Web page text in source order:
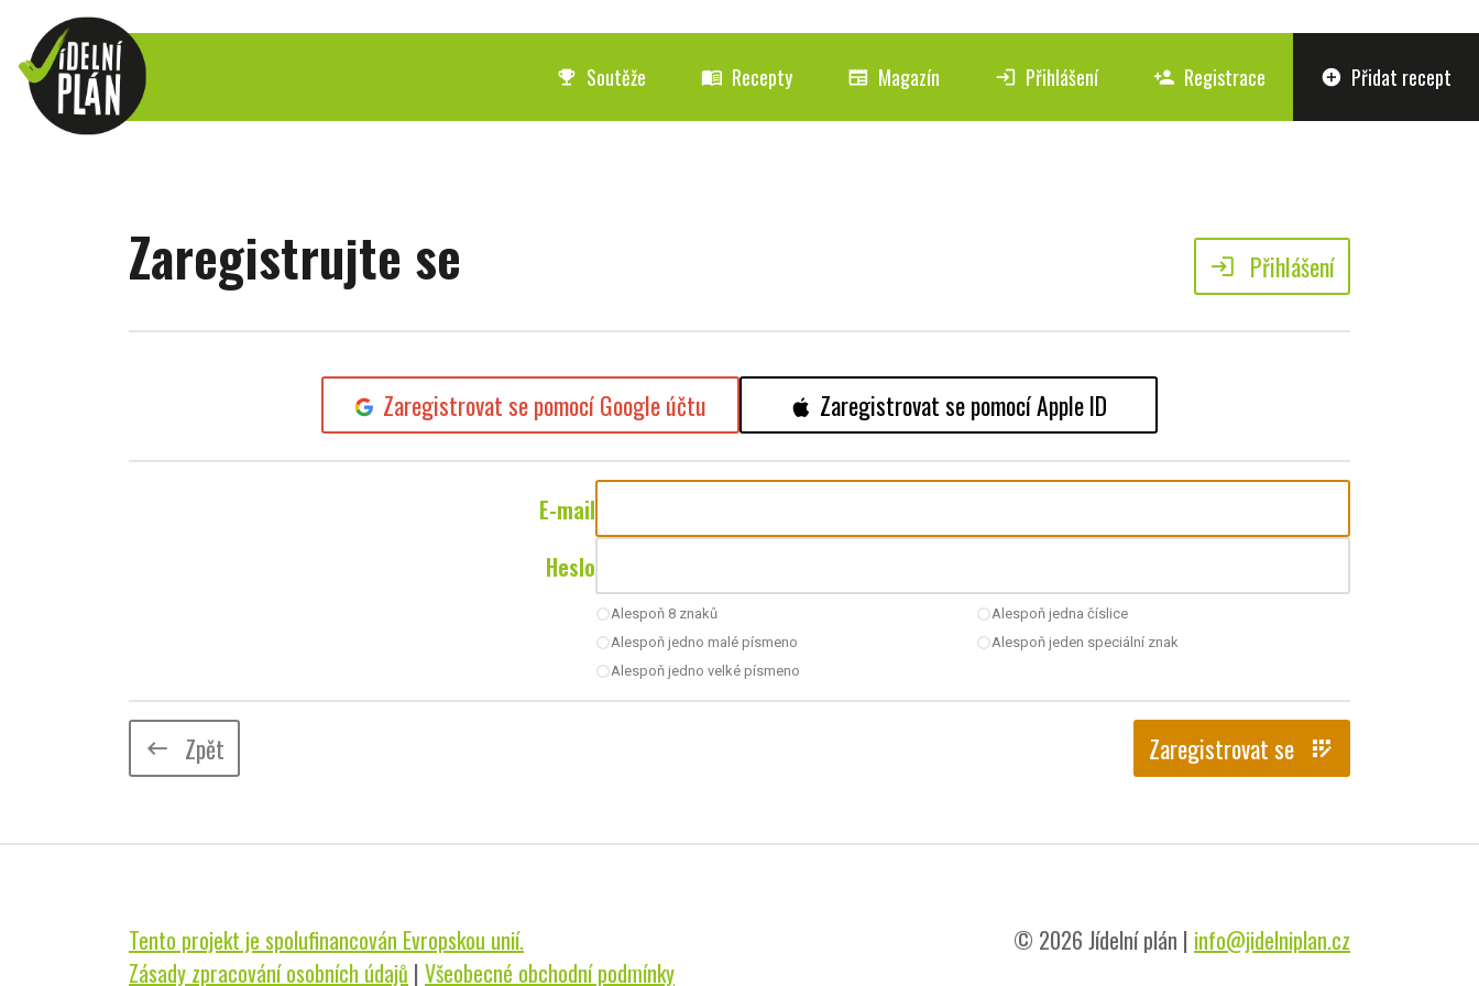
emoji_events Soutěže menu_book Recepty newspaper Magazín login Přihlášení person_add Registrace add_circle Přidat recept
Zaregistrujte se login Přihlášení
Zaregistrovat se pomocí Google účtu Zaregistrovat se pomocí Apple ID
E-mail
Heslo
radio_button_uncheckedAlespoň 8 znaků
radio_button_uncheckedAlespoň jedno malé písmeno
radio_button_uncheckedAlespoň jedno velké písmeno
radio_button_uncheckedAlespoň jedna číslice
radio_button_uncheckedAlespoň jeden speciální znak
keyboard_backspace Zpět Zaregistrovat se app_registration
Tento projekt je spolufinancován Evropskou unií.
Zásady zpracování osobních údajů | Všeobecné obchodní podmínky
© 2026 Jídelní plán | info@jidelniplan.cz